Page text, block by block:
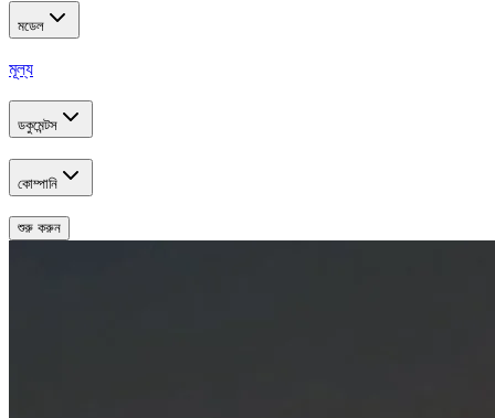
মডেল
মূল্য
ডকুমেন্টস
কোম্পানি
শুরু করুন